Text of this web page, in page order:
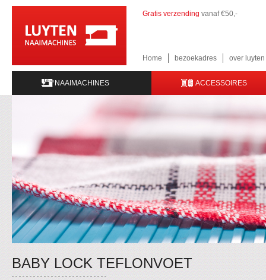
Gratis verzending vanaf €50,-
Home bezoekadres over
NAAIMACHINES ACCESSOIRES
BABY LOCK TEFLONVOET